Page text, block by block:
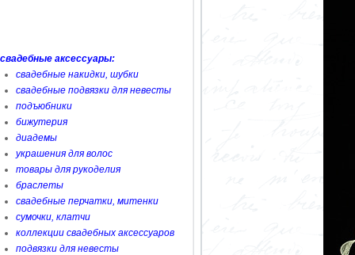
свадебные аксессуары:
свадебные накидки, шубки
свадебные подвязки для невесты
подъюбники
бижутерия
диадемы
украшения для волос
товары для рукоделия
браслеты
свадебные перчатки, митенки
сумочки, клатчи
коллекции свадебных аксессуаров
подвязки для невесты